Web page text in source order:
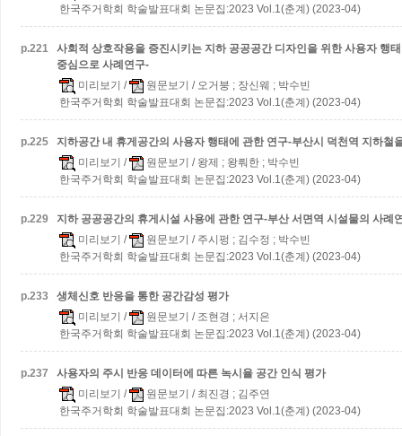
한국주거학회 학술발표대회 논문집:2023 Vol.1(춘계) (2023-04)
p.221
사회적 상호작용을 증진시키는 지하 공공공간 디자인을 위한 사용자 행
중심으로 사례연구-
미리보기 / 원문보기 / 오거붕 ; 장신웨 ; 박수빈
한국주거학회 학술발표대회 논문집:2023 Vol.1(춘계) (2023-04)
p.225
지하공간 내 휴게공간의 사용자 행태에 관한 연구-부산시 덕천역 지하철
미리보기 / 원문보기 / 왕제 ; 왕뤄한 ; 박수빈
한국주거학회 학술발표대회 논문집:2023 Vol.1(춘계) (2023-04)
p.229
지하 공공공간의 휴게시설 사용에 관한 연구-부산 서면역 시설물의 사례
미리보기 / 원문보기 / 주시펑 ; 김수정 ; 박수빈
한국주거학회 학술발표대회 논문집:2023 Vol.1(춘계) (2023-04)
p.233
생체신호 반응을 통한 공간감성 평가
미리보기 / 원문보기 / 조현경 ; 서지은
한국주거학회 학술발표대회 논문집:2023 Vol.1(춘계) (2023-04)
p.237
사용자의 주시 반응 데이터에 따른 녹시율 공간 인식 평가
미리보기 / 원문보기 / 최진경 ; 김주연
한국주거학회 학술발표대회 논문집:2023 Vol.1(춘계) (2023-04)